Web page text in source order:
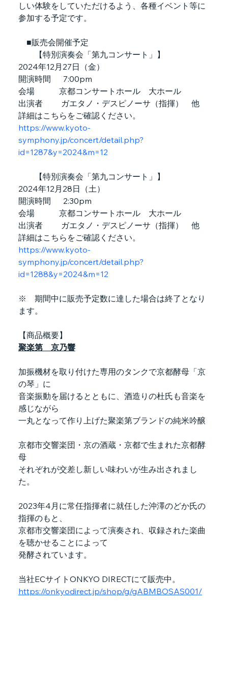
しい体験をしていただけるよう、各種イベント等に
参加する予定です。
■販売会開催予定
【特別演奏会「第九コンサート」】
2024年12月27日（金）
開演時間      7:00pm
会場            京都コンサートホール　大ホール
出演者         ガエタノ・デスピノーサ（指揮）　他
詳細はこちらをご確認ください。
https://www.kyoto-
symphony.jp/concert/detail.php?
id=1287&y=2024&m=12
【特別演奏会「第九コンサート」】
2024年12月28日（土）
開演時間      2:30pm
会場            京都コンサートホール　大ホール
出演者         ガエタノ・デスピノーサ（指揮）　他
詳細はこちらをご確認ください。
https://www.kyoto-
symphony.jp/concert/detail.php?
id=1288&y=2024&m=12
※　期間中に販売予定数に達した場合は終了となり
ます。
【商品概要】
聚楽第　京乃響
加振機材を取り付けた専用のタンクで京都酵母「京
の琴」に
音楽振動を届けるとともに、酒造りの杜氏も音楽を
感じながら
一丸となって作り上げた聚楽第ブランドの純米吟醸
京都市交響楽団・京の酒蔵・京都で生まれた京都酵
母
それぞれが交差し新しい味わいが生み出されまし
た。
2023年4月に常任指揮者に就任した沖澤のどか氏の
指揮のもと、
京都市交響楽団によって演奏され、収録された楽曲
を聴かせることによって
発酵されています。
当社ECサイトONKYO DIRECTにて販売中。
https://onkyodirect.jp/shop/g/gABMBOSAS001/